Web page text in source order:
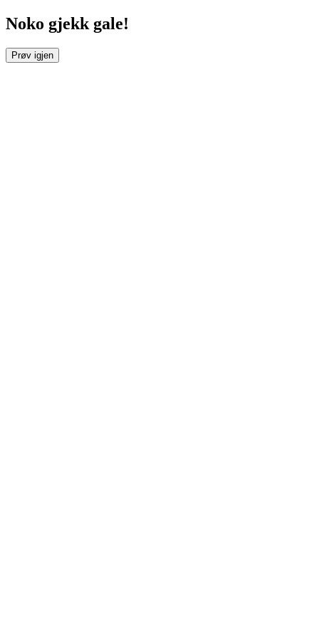
Noko gjekk gale!
Prøv igjen